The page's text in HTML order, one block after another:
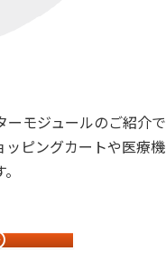
ーモジュールのご紹介で
ッピングカートや医療機